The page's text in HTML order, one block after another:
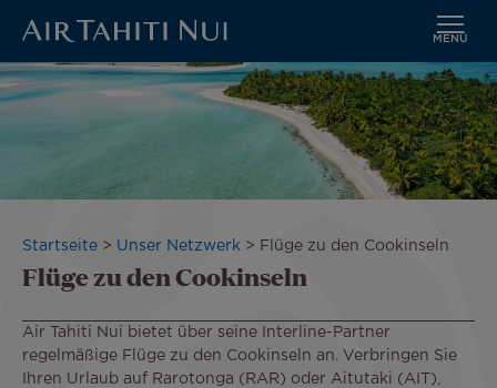
Zum
Hauptinhalt
MENÜ
Pfadnavigation
Startseite Unser Netzwerk Flüge zu den Cookinseln
Flüge zu den Cookinseln
Air Tahiti Nui bietet über seine Interline-Partner
regelmäßige Flüge zu den Cookinseln an. Verbringen Sie
Ihren Urlaub auf Rarotonga (RAR) oder Aitutaki (AIT),